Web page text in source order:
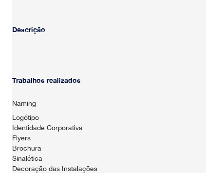
Descrição
Trabalhos realizados
Naming
Logótipo
Identidade Corporativa
Flyers
Brochura
Sinalética
Decoração das Instalações